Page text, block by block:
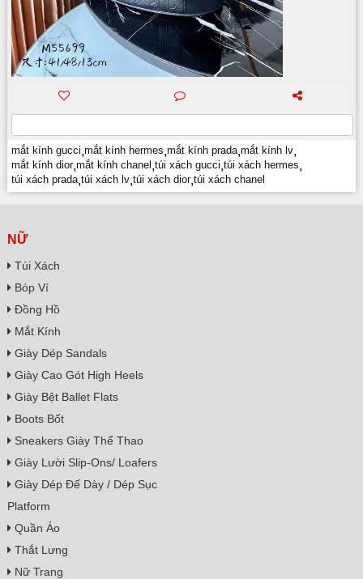
mắt kính gucci,mắt kính hermes,mắt kính prada,mắt kính lv,
mắt kính dior,mắt kính chanel ,túi xách gucci,túi xách hermes,
túi xách prada,túi xách lv,túi xách dior,túi xách chanel
NỮ
Túi Xách
Bóp Ví
Đồng Hồ
Mắt Kính
Giày Dép Sandals
Giày Cao Gót High Heels
Giày Bệt Ballet Flats
Boots Bốt
Sneakers Giày Thể Thao
Giày Lười Slip-Ons/ Loafers
Giày Dép Đế Dày / Dép Sục
Platform
Quần Áo
Thắt Lưng
Nữ Trang